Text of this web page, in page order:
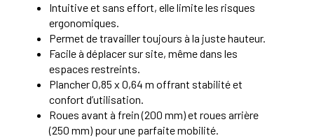
Intuitive et sans effort, elle limite les risques
ergonomiques.
Permet de travailler toujours à la juste hauteur.
Facile à déplacer sur site, même dans les
espaces restreints.
Plancher 0,85 x 0,64 m offrant stabilité et
confort d’utilisation.
Roues avant à frein (200 mm) et roues arrière
(250 mm) pour une parfaite mobilité.